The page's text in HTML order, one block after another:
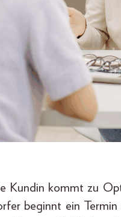
Kundin kommt zu
beginnt ein